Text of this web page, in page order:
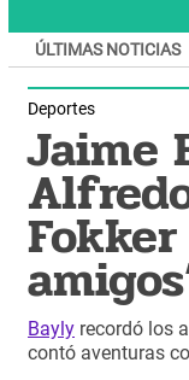
ÚLTIMAS NOTICIAS
Deportes
Jaime
Bayly recordó los
contó aventuras